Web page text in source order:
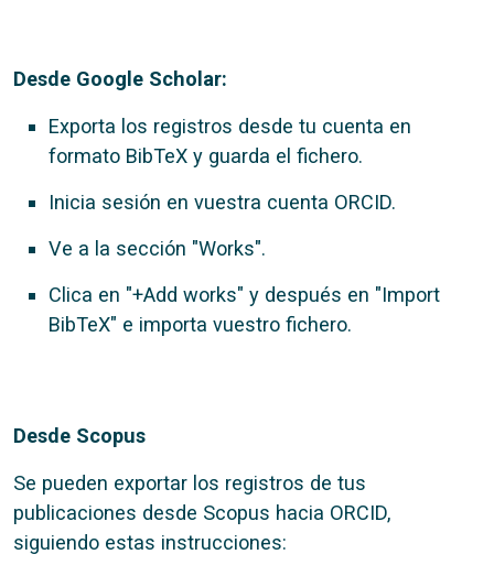
Desde Google Scholar:
Exporta los registros desde tu cuenta en
formato BibTeX y guarda el fichero.
Inicia sesión en vuestra cuenta ORCID.
Ve a la sección "Works".
Clica en "+Add works" y después en "Import
BibTeX" e importa vuestro fichero.
Desde Scopus
Se pueden exportar los registros de tus
publicaciones desde Scopus hacia ORCID,
siguiendo estas instrucciones: